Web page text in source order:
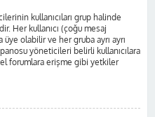
kullanıcıları grup halinde
Her kullanıcı (çoğu mesaj
olabilir ve her gruba ayrı ayrı
yöneticileri belirli kullanıcılara
forumlara erişme gibi yetkiler